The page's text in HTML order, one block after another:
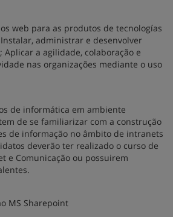
web para as produtos de tecnologías
administrar e desenvolver
Aplicar a agilidade, colaboração e
nas organizações mediante o uso
de informática em ambiente
de se familiarizar com a construção
de informação no âmbito de intranets
deverão ter realizado o curso de
e Comunicação ou possuirem
MS Sharepoint